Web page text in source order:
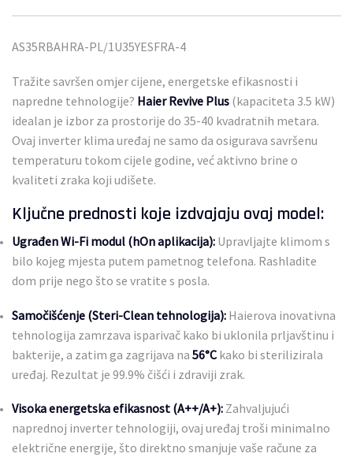
AS35RBAHRA-PL/1U35YESFRA-4
Tražite savršen omjer cijene, energetske efikasnosti i
napredne tehnologije? Haier Revive Plus (kapaciteta 3.5 kW)
idealan je izbor za prostorije do 35-40 kvadratnih metara.
Ovaj inverter klima uređaj ne samo da osigurava savršenu
temperaturu tokom cijele godine, već aktivno brine o
kvaliteti zraka koji udišete.
Ključne prednosti koje izdvajaju ovaj model:
Ugrađen Wi-Fi modul (hOn aplikacija): Upravljajte klimom s
bilo kojeg mjesta putem pametnog telefona. Rashladite
dom prije nego što se vratite s posla.
Samočišćenje (Steri-Clean tehnologija): Haierova inovativna
tehnologija zamrzava isparivač kako bi uklonila prljavštinu i
bakterije, a zatim ga zagrijava na 56°C kako bi sterilizirala
uređaj. Rezultat je 99.9% čišći i zdraviji zrak.
Visoka energetska efikasnost (A++/A+): Zahvaljujući
naprednoj inverter tehnologiji, ovaj uređaj troši minimalno
električne energije, što direktno smanjuje vaše račune za